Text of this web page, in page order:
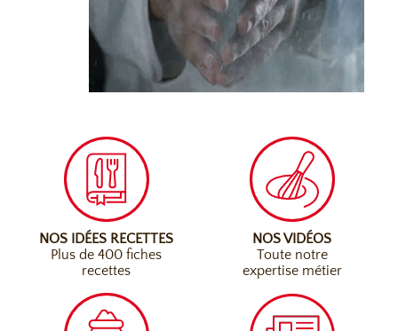
NOS IDÉES RECETTES
Plus de 400 fiches
recettes
NOS VIDÉOS
Toute notre
expertise métier